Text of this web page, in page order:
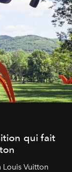
qui fait
Vuitton